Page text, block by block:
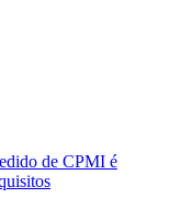
de CPMI é